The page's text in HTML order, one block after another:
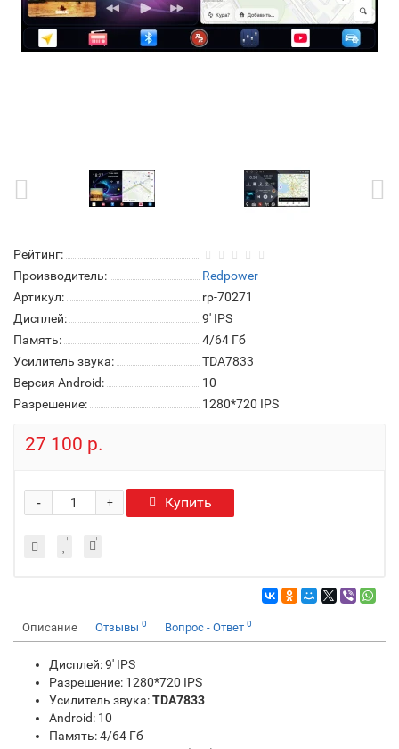
Рейтинг:
Производитель:
Redpower
Артикул:
rp-70271
Дисплей:
9' IPS
Память:
4/64 Гб
Усилитель звука:
TDA7833
Версия Android:
10
Разрешение:
1280*720 IPS
27 100 р.
+
- Купить
Описание Отзывы 0 Вопрос - Ответ 0
Дисплей: 9' IPS
Разрешение: 1280*720 IPS
Усилитель звука:TDA7833
Android: 10
Память: 4/64 Гб